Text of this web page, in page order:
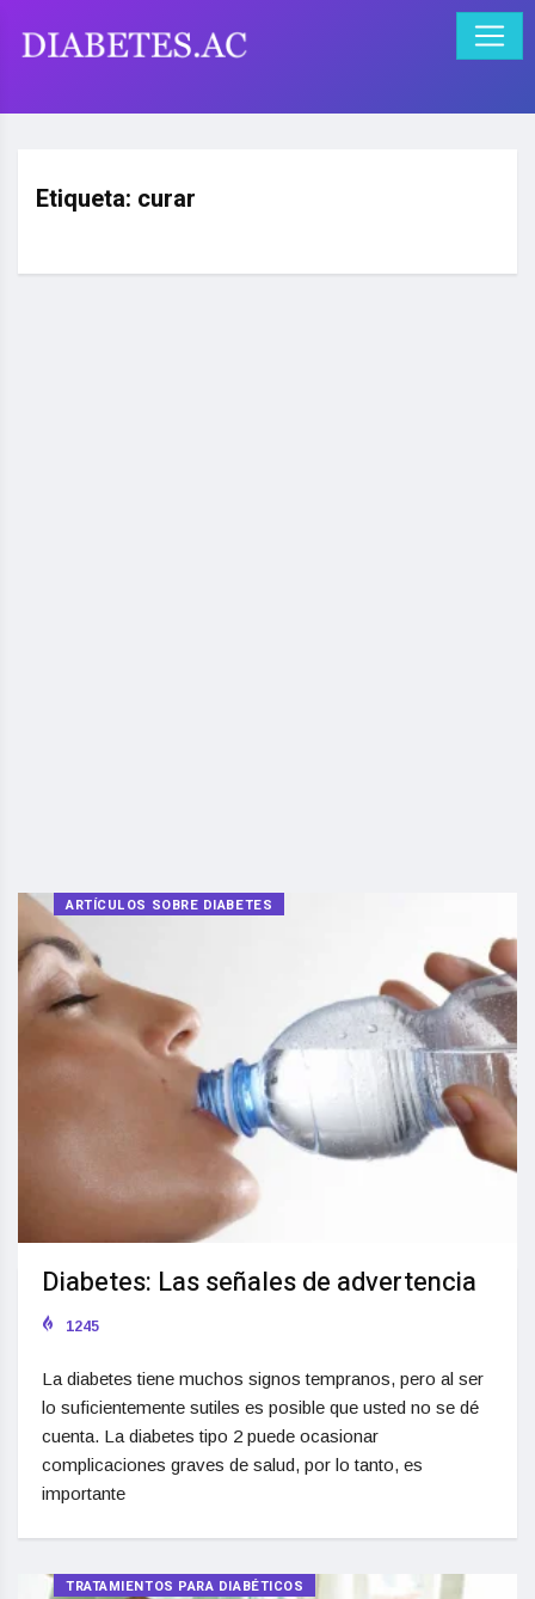
Etiqueta: curar
ARTÍCULOS SOBRE DIABETES
Diabetes: Las señales de advertencia
1245
La diabetes tiene muchos signos tempranos, pero al ser
lo suficientemente sutiles es posible que usted no se dé
cuenta. La diabetes tipo 2 puede ocasionar
complicaciones graves de salud, por lo tanto, es
importante
TRATAMIENTOS PARA DIABÉTICOS